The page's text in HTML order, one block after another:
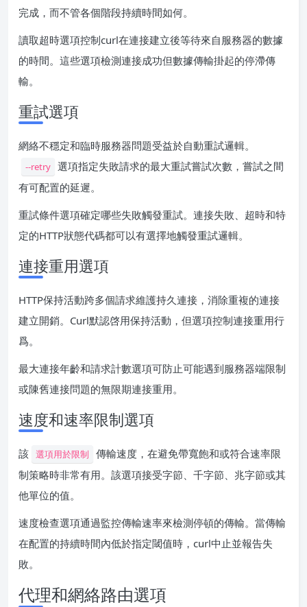
完成，而不管各個階段持續時間如何。
讀取超時選項控制curl在連接建立後等待來自服務器的數據
的時間。這些選項檢測連接成功但數據傳輸掛起的停滯傳
輸。
重試選項
網絡不穩定和臨時服務器問題受益於自動重試邏輯。
--retry 選項指定失敗請求的最大重試嘗試次數，嘗試之間
有可配置的延遲。
重試條件選項確定哪些失敗觸發重試。連接失敗、超時和特
定的HTTP狀態代碼都可以有選擇地觸發重試邏輯。
連接重用選項
HTTP保持活動跨多個請求維護持久連接，消除重複的連接
建立開銷。Curl默認啓用保持活動，但選項控制連接重用行
爲。
最大連接年齡和請求計數選項可防止可能遇到服務器端限制
或陳舊連接問題的無限期連接重用。
速度和速率限制選項
該 選項用於限制
傳輸速度，在避免帶寬飽和或符合速率限
制策略時非常有用。該選項接受字節、千字節、兆字節或其
他單位的值。
速度檢查選項通過監控傳輸速率來檢測停頓的傳輸。當傳輸
在配置的持續時間內低於指定閾值時，curl中止並報告失
敗。
代理和網絡路由選項